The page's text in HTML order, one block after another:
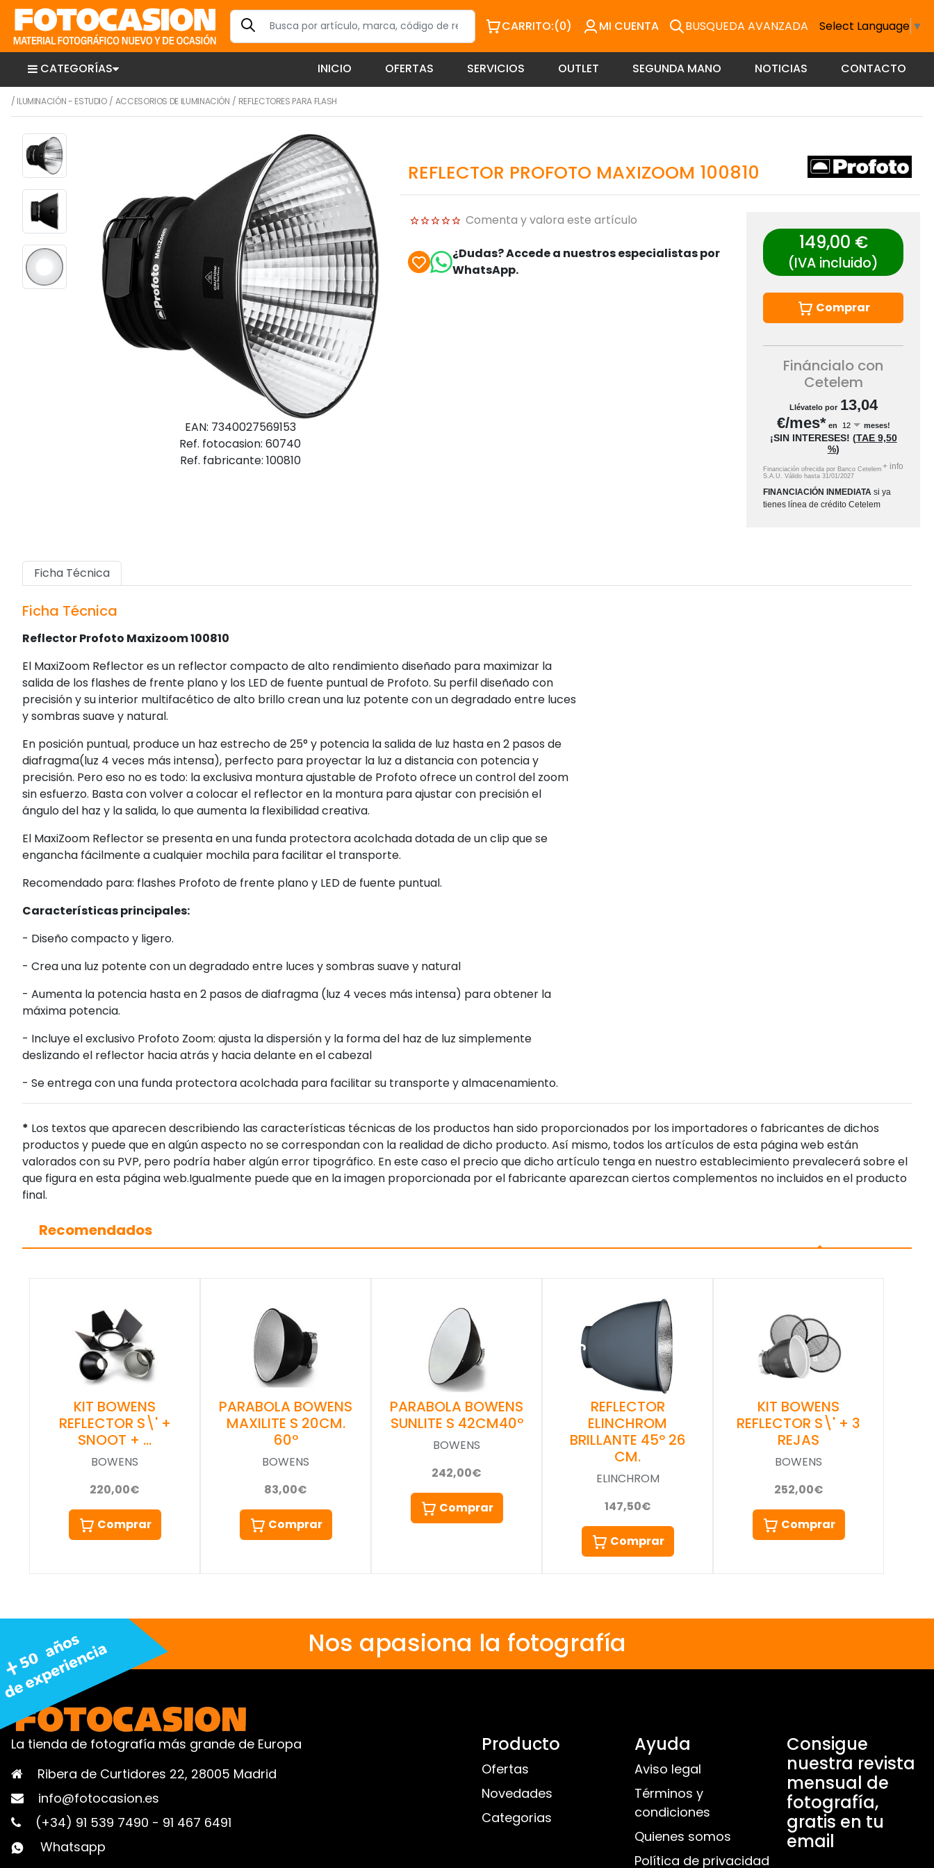
CARRITO:(0) MI CUENTA BUSQUEDA AVANZADA Select Language ▼
CATEGORÍAS INICIO OFERTAS SERVICIOS OUTLET SEGUNDA MANO NOTICIAS CONTACTO
/ ILUMINACIÓN - ESTUDIO/ ACCESORIOS DE ILUMINACIÓN / REFLECTORES PARA FLASH
EAN: 7340027569153
Ref. fotocasion: 60740
Ref. fabricante: 100810
REFLECTOR PROFOTO MAXIZOOM 100810
Comenta y valora este artículo
¿Dudas? Accede a nuestros especialistas por
WhatsApp.
149,00 €
(IVA incluido)
Comprar
Fináncialo con
Cetelem
Llévatelo por 13,04
€/mes* en meses!
¡SIN INTERESES! (TAE 9,50
%)
Financiación ofrecida por Banco Cetelem
S.A.U.Válido hasta31/01/2027
+ info
FINANCIACIÓN INMEDIATA si ya
tienes línea de crédito Cetelem
Ficha Técnica
Ficha Técnica
Reflector Profoto Maxizoom 100810
El MaxiZoom Reflector es un reflector compacto de alto rendimiento diseñado para maximizar la
salida de los flashes de frente plano y los LED de fuente puntual de Profoto. Su perfil diseñado con
precisión y su interior multifacético de alto brillo crean una luz potente con un degradado entre luces
y sombras suave y natural.
En posición puntual, produce un haz estrecho de 25° y potencia la salida de luz hasta en 2 pasos de
diafragma(luz 4 veces más intensa), perfecto para proyectar la luz a distancia con potencia y
precisión. Pero eso no es todo: la exclusiva montura ajustable de Profoto ofrece un control del zoom
sin esfuerzo. Basta con volver a colocar el reflector en la montura para ajustar con precisión el
ángulo del haz y la salida, lo que aumenta la flexibilidad creativa.
El MaxiZoom Reflector se presenta en una funda protectora acolchada dotada de un clip que se
engancha fácilmente a cualquier mochila para facilitar el transporte.
Recomendado para: flashes Profoto de frente plano y LED de fuente puntual.
Características principales:
- Diseño compacto y ligero.
- Crea una luz potente con un degradado entre luces y sombras suave y natural
- Aumenta la potencia hasta en 2 pasos de diafragma (luz 4 veces más intensa) para obtener la
máxima potencia.
- Incluye el exclusivo Profoto Zoom: ajusta la dispersión y la forma del haz de luz simplemente
deslizando el reflector hacia atrás y hacia delante en el cabezal
- Se entrega con una funda protectora acolchada para facilitar su transporte y almacenamiento.
* Los textos que aparecen describiendo las características técnicas de los productos han sido proporcionados por los importadores o fabricantes de dichos
productos y puede que en algún aspecto no se correspondan con la realidad de dicho producto. Así mismo, todos los artículos de esta página web están
valorados con su PVP, pero podría haber algún error tipográfico. En este caso el precio que dicho artículo tenga en nuestro establecimiento prevalecerá sobre el
que figura en esta página web.Igualmente puede que en la imagen proporcionada por el fabricante aparezcan ciertos complementos no incluidos en el producto
final.
Recomendados
KIT BOWENS
REFLECTOR S\' +
SNOOT + …
BOWENS
220,00€
Comprar
PARABOLA BOWENS
MAXILITE S 20CM.
60º
BOWENS
83,00€
Comprar
PARABOLA BOWENS
SUNLITE S 42CM40º
BOWENS
242,00€
Comprar
REFLECTOR
ELINCHROM
BRILLANTE 45º 26
CM.
ELINCHROM
147,50€
Comprar
KIT BOWENS
REFLECTOR S\' + 3
REJAS
BOWENS
252,00€
Comprar
Nos apasiona la fotografía
La tienda de fotografía más grande de Europa
Ribera de Curtidores 22, 28005 Madrid
info@fotocasion.es
(+34) 91 539 7490 - 91 467 6491
Whatsapp
Producto
Ofertas
Novedades
Categorias
Ayuda
Aviso legal
Términos y
condiciones
Quienes somos
Política de privacidad
Consigue
nuestra revista
mensual de
fotografía,
gratis en tu
email